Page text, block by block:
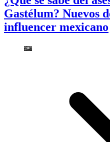
Gastélum? Nuevos
influencer mexicano